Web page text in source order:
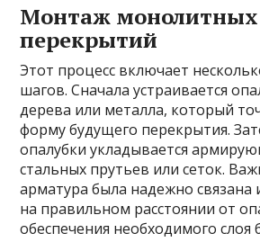
Монтаж монолитных
перекрытий
Этот процесс включает
шагов. Сначала устраивается
дерева или металла, который
форму будущего перекрытия.
опалубки укладывается
стальных прутьев или сеток.
арматура была надежно связана
на правильном расстоянии от
обеспечения необходимого слоя